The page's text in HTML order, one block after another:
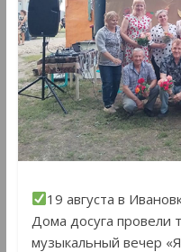
19 августа в
Дома досуга провели
музыкальный вечер